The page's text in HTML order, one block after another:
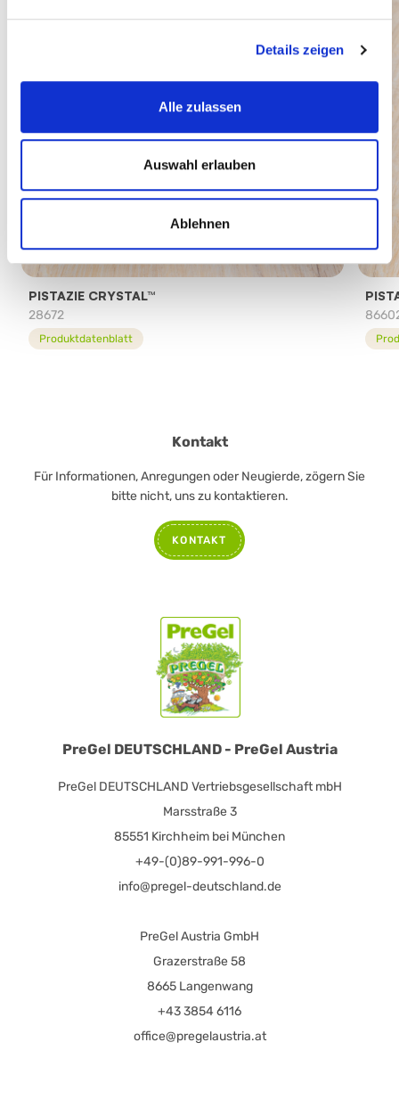
Details zeigen
Alle zulassen
Auswahl erlauben
Ablehnen
PISTAZIE CRYSTAL™
28672
Produktdatenblatt
PreGel DEUTSCHLAND - PreGel Austria
PreGel DEUTSCHLAND Vertriebsgesellschaft mbH
Marsstraße 3
85551 Kirchheim bei München
+49-(0)89-991-996-0
info@pregel-deutschland.de
PreGel Austria GmbH
Grazerstraße 58
8665 Langenwang
+43 3854 6116
office@pregelaustria.at
Kontakt
Für Informationen, Anregungen oder Neugierde, zögern Sie
bitte nicht, uns zu kontaktieren.
KONTAKT